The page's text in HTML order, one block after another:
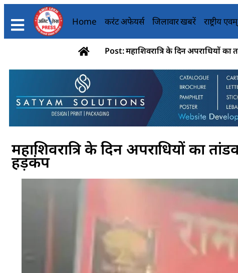
Home करंट अफेयर्स जिलावार खबरें राष्ट्रीय
Post: महाशिवरात्रि के दिन अपराधियों
महाशिवरात्रि के दिन अपराधियों का
हड़कंप